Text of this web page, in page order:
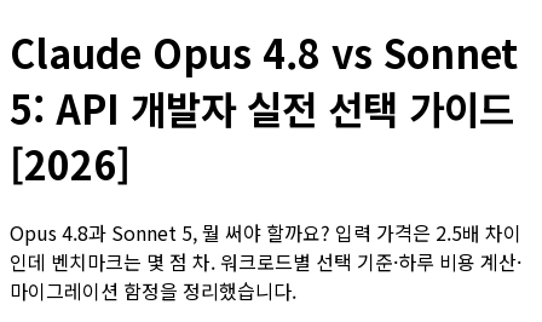
Claude Opus 4.8 vs Sonnet
5: API 개발자 실전 선택 가이드
[2026]
Opus 4.8과 Sonnet 5, 뭘 써야 할까요? 입력 가격은 2.5배 차이
인데 벤치마크는 몇 점 차. 워크로드별 선택 기준·하루 비용 계산·
마이그레이션 함정을 정리했습니다.